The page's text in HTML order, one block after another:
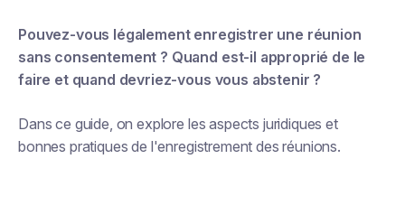
Pouvez-vous légalement enregistrer une réunion
sans consentement ? Quand est-il approprié de le
faire et quand devriez-vous vous abstenir ?
Dans ce guide, on explore les aspects juridiques et
bonnes pratiques de l'enregistrement des réunions.